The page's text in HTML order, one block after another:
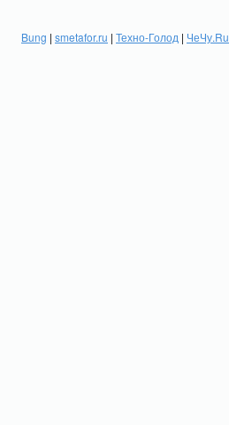
Bung | smetafor.ru | Техно-Голод | ЧеЧу.Ru